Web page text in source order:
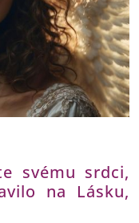
svému srdci,
na Lásku,